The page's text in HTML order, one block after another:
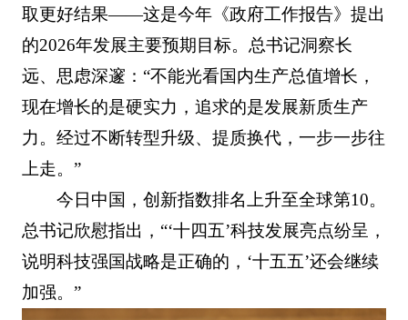
取更好结果——这是今年《政府工作报告》提出
的2026年发展主要预期目标。总书记洞察长
远、思虑深邃：“不能光看国内生产总值增长，
现在增长的是硬实力，追求的是发展新质生产
力。经过不断转型升级、提质换代，一步一步往
上走。”
今日中国，创新指数排名上升至全球第10。
总书记欣慰指出，“‘十四五’科技发展亮点纷呈，
说明科技强国战略是正确的，‘十五五’还会继续
加强。”